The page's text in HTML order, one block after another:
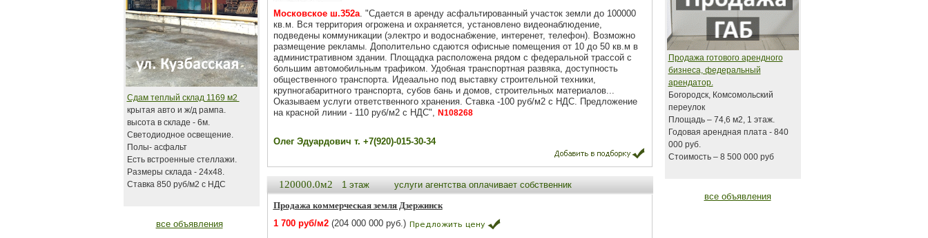
Московское ш.352а. "Сдается в аренду асфальтированный участок земли до 100000
кв.м. Вся территория огрожена и охраняется, установлено видеонаблюдение,
подведены коммуникации (электро и водоснабжение, интеренет, телефон). Возможно
размещение рекламы. Дополительно сдаются офисные помещения от 10 до 50 кв.м в
административном здании. Площадка расположена рядом с федеральной трассой с
большим автомобильным трафиком. Удобная транспортная развяка, доступность
общественного транспорта. Идеаально под выставку строительной техники,
крупногабаритного транспорта, субов бань и домов, строительных материалов...
Оказываем услуги ответственного хранения. Ставка -100 руб/м2 с НДС. Предложение
на красной линии - 110 руб/м2 с НДС", N108268
Олег Эдуардович т. +7(920)-015-30-34
120000.0м2 1 этаж
услуги агентства оплачивает собственник
Продажа коммерческая земля Дзержинск
1 700 руб/м2(204 000 000 руб.)
Сдам теплый склад 1169 м2
крытая авто и ж/д рампа.
высота в складе - 6м.
Светодиодное освещение.
Полы- асфальт
Есть встроенные стеллажи.
Размеры склада - 24х48.
Ставка 850 руб/м2 с НДС
все объявления
Продажа готового арендного
бизнеса, федеральный
арендатор.
Богородск, Комсомольский
переулок
Площадь – 74,6 м2, 1 этаж.
Годовая арендная плата - 840
000 руб.
Стоимость – 8 500 000 руб
все объявления